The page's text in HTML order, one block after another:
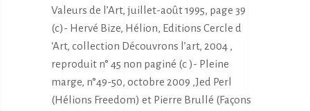
Valeurs de l’Art, juillet-août 1995, page 39
(c)- Hervé Bize, Hélion, Editions Cercle d
‘Art, collection Découvrons l’art, 2004 ,
reproduit n° 45 non paginé (c )- Pleine
marge, n°49-50, octobre 2009 ,Jed Perl
(Hélions Freedom) et Pierre Brullé (Façons